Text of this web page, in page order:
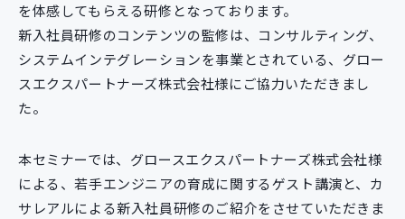
を体感してもらえる研修となっております。
新入社員研修のコンテンツの監修は、コンサルティング、
システムインテグレーションを事業とされている、グロー
スエクスパートナーズ株式会社様にご協力いただきまし
た。
本セミナーでは、グロースエクスパートナーズ株式会社様
による、若手エンジニアの育成に関するゲスト講演と、カ
サレアルによる新入社員研修のご紹介をさせていただきま